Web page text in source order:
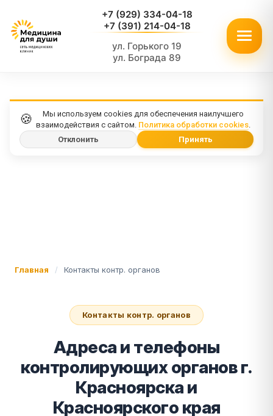
+7 (929) 334-04-18
+7 (391) 214-04-18
ул. Горького 19
ул. Бограда 89
🍪
Мы используем cookies для обеспечения наилучшего
взаимодействия с сайтом. Политика обработки cookies.
Отклонить
Принять
Главная / Контакты контр. органов
Контакты контр. органов
Адреса и телефоны
контролирующих органов г.
Красноярска и
Красноярского края